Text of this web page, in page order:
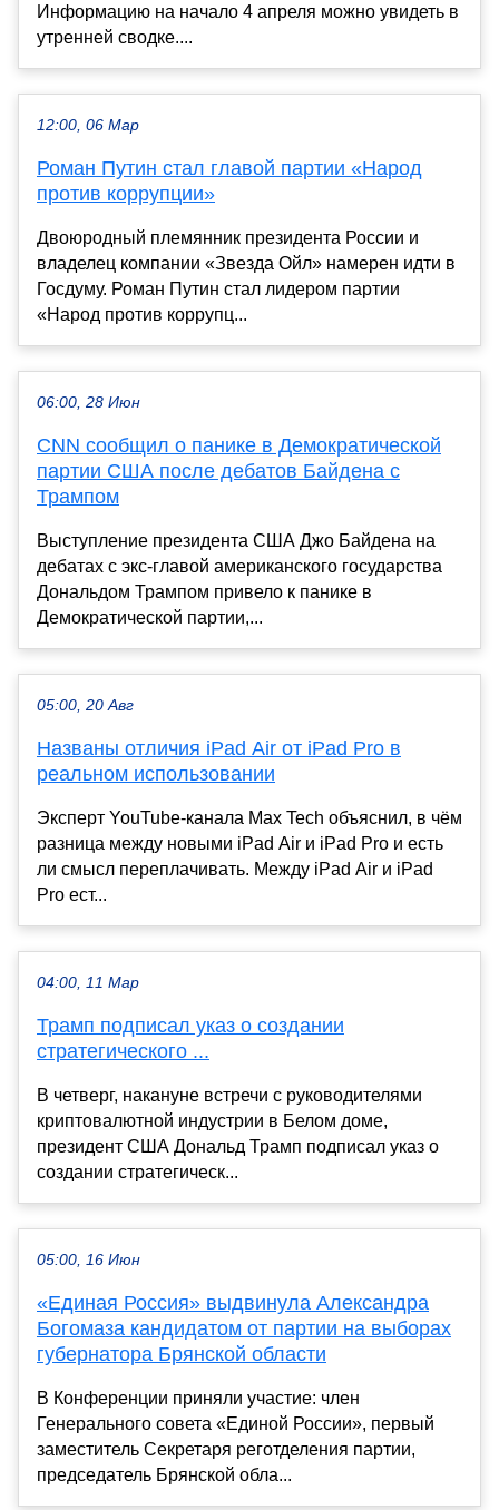
Информацию на начало 4 апреля можно увидеть в
утренней сводке....
12:00, 06 Мар
Роман Путин стал главой партии «Народ
против коррупции»
Двоюродный племянник президента России и
владелец компании «Звезда Ойл» намерен идти в
Госдуму. Роман Путин стал лидером партии
«Народ против коррупц...
06:00, 28 Июн
CNN сообщил о панике в Демократической
партии США после дебатов Байдена с
Трампом
Выступление президента США Джо Байдена на
дебатах с экс-главой американского государства
Дональдом Трампом привело к панике в
Демократической партии,...
05:00, 20 Авг
Названы отличия iPad Air от iPad Pro в
реальном использовании
Эксперт YouTube-канала Max Tech объяснил, в чём
разница между новыми iPad Air и iPad Pro и есть
ли смысл переплачивать. Между iPad Air и iPad
Pro ест...
04:00, 11 Мар
Трамп подписал указ о создании
стратегического ...
В четверг, накануне встречи с руководителями
криптовалютной индустрии в Белом доме,
президент США Дональд Трамп подписал указ о
создании стратегическ...
05:00, 16 Июн
«Единая Россия» выдвинула Александра
Богомаза кандидатом от партии на выборах
губернатора Брянской области
В Конференции приняли участие: член
Генерального совета «Единой России», первый
заместитель Секретаря реготделения партии,
председатель Брянской обла...